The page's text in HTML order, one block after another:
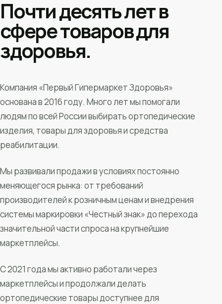
Почти десять лет в
сфере товаров для
здоровья.
Компания «Первый Гипермаркет Здоровья»
основана в 2016 году. Много лет мы помогали
людям по всей России выбирать ортопедические
изделия, товары для здоровья и средства
реабилитации.
Мы развивали продажи в условиях постоянно
меняющегося рынка: от требований
производителей к розничным ценам и внедрения
системы маркировки «Честный знак» до перехода
значительной части спроса на крупнейшие
маркетплейсы.
С 2021 года мы активно работали через
маркетплейсы и продолжали делать
ортопедические товары доступнее для